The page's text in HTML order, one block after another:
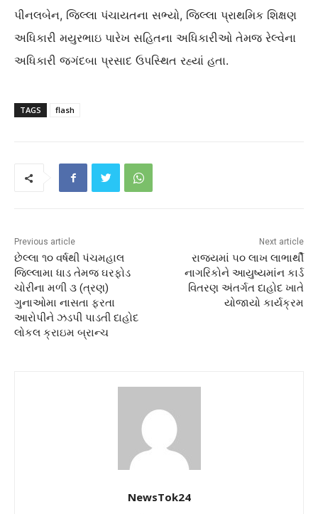
પીનલબેન, જિલ્લા પંચાયતના સભ્યો, જિલ્લા પ્રાથમિક શિક્ષણ
અધિકારી મયુરભાઇ પારેખ સહિતના અધિકારીઓ તેમજ રેલ્વેના
અધિકારી જગંદબા પ્રસાદ ઉપસ્થિત રહ્યાં હતા.
TAGS flash
Previous article
છેલ્લા ૧૦ વર્ષથી પંચમહાલ
જિલ્લામા ધાડ તેમજ ઘરફોડ
ચોરીના મળી ૩ (ત્રણ)
ગુનાઓમા નાસતા ફરતા
આરોપીને ઝડપી પાડતી દાહોદ
લોકલ ક્રાઇમ બ્રાન્ચ
Next article
રાજ્યમાં ૫૦ લાખ લાભાર્થી
નાગરિકોને આયુષ્યમાંન કાર્ડ
વિતરણ અંતર્ગત દાહોદ ખાતે
યોજાયો કાર્યક્રમ
NewsTok24